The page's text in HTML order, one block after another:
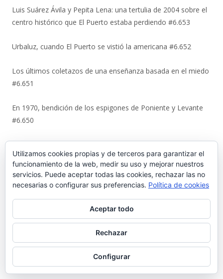
Luis Suárez Ávila y Pepita Lena: una tertulia de 2004 sobre el
centro histórico que El Puerto estaba perdiendo #6.653
Urbaluz, cuando El Puerto se vistió la americana #6.652
Los últimos coletazos de una enseñanza basada en el miedo
#6.651
En 1970, bendición de los espigones de Poniente y Levante
#6.650
El Coto de la Isleta y Valdelagrana. Geohistoria de un espacio
entre el mar y las marismas #6.649
La viñeta de Alberto Castrelo. Concentración para ver el
La artesanía de Ditas Lafita enciende un nuevo escaparate
El sueño tabernero de David Méndez se sirve en vaso en ‘La
Media Chica’ #6.646
Utilizamos cookies propias y de terceros para garantizar el
funcionamiento de la web, medir su uso y mejorar nuestros
servicios. Puede aceptar todas las cookies, rechazar las no
necesarias o configurar sus preferencias. Política de cookies
Aceptar todo
Rechazar
Configurar